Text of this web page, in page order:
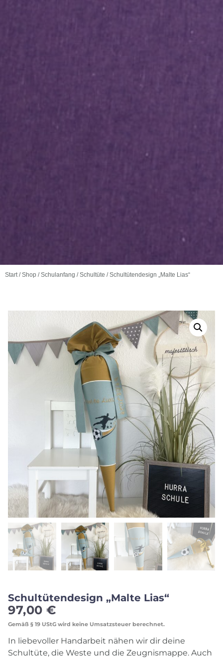
Start /Shop /Schulanfang /Schultüte / Schultütendesign „Malte Lias“
Schultütendesign „Malte Lias“
97,00 €
Gemäß § 19 UStG wird keine Umsatzsteuer berechnet.
In liebevoller Handarbeit nähen wir dir deine
Schultüte, die Weste und die Zeugnismappe. Auch